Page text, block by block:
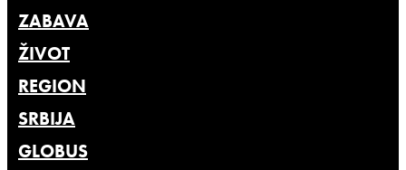
ZABAVA
ŽIVOT
REGION
SRBIJA
GLOBUS